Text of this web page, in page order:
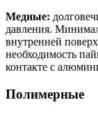
Медные:
давления.
внутренней
необходимость
контакте с
Полимерные